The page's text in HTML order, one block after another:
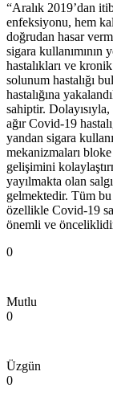
“Aralık 2019’dan
enfeksiyonu, hem
doğrudan hasar
sigara kullanımının
hastalıkları ve
solunum hastalığı
hastalığına
sahiptir. Dolayısıyla,
ağır Covid-19
yandan sigara
mekanizmaları
gelişimini
yayılmakta olan
gelmektedir. Tüm bu
özellikle Covid-19
önemli ve
0
Mutlu
0
Üzgün
0